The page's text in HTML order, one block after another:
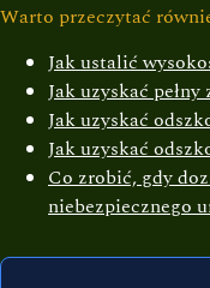
Warto przeczytać
Jak ustalić
Jak uzyskać
Jak uzyskać
Jak uzyskać
Co zrobić, gdy
niebezpiecznego